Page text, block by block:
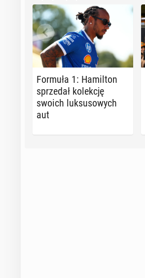
Formuła 1: Ha­mil­ton
sprze­dał ko­lek­cję
swoich luk­su­so­wych
aut